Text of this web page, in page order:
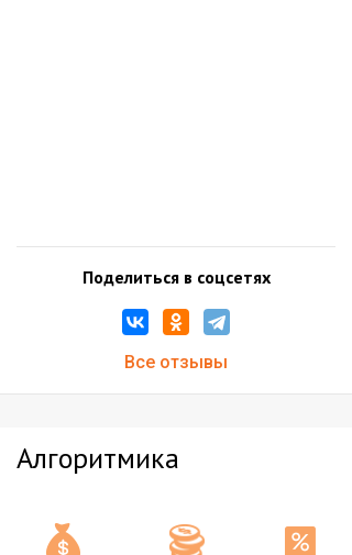
Поделиться в соцсетях
Все отзывы
Алгоритмика